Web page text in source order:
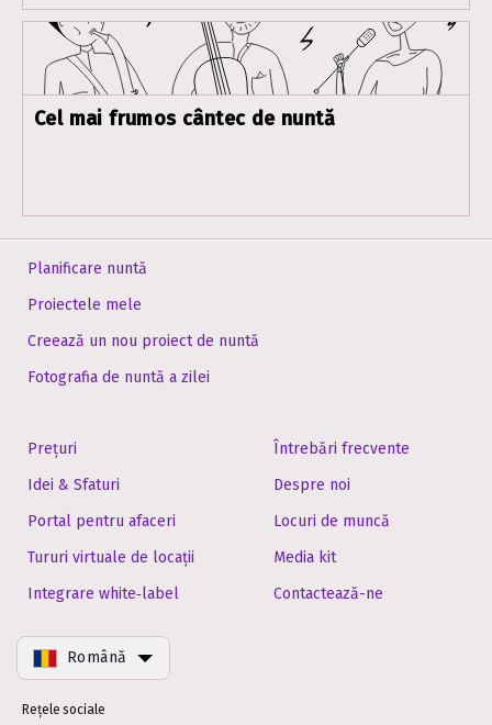
Cel mai frumos cântec de nuntă
Planificare nuntă
Proiectele mele
Creează un nou proiect de nuntă
Fotografia de nuntă a zilei
Prețuri
Idei & Sfaturi
Portal pentru afaceri
Tururi virtuale de locații
Integrare white‑label
Întrebări frecvente
Despre noi
Locuri de muncă
Media kit
Contactează-ne
Română
Rețele sociale